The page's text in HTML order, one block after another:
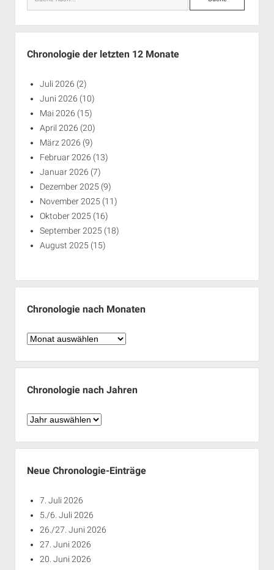
Chronologie der letzten 12 Monate
Juli 2026 (2)
Juni 2026 (10)
Mai 2026 (15)
April 2026 (20)
März 2026 (9)
Februar 2026 (13)
Januar 2026 (7)
Dezember 2025 (9)
November 2025 (11)
Oktober 2025 (16)
September 2025 (18)
August 2025 (15)
Chronologie nach Monaten
Chronologie
Monaten
Chronologie nach Jahren
Chronologie
Jahren
Neue Chronologie-Einträge
7. Juli 2026
5./6. Juli 2026
26./27. Juni 2026
27. Juni 2026
20. Juni 2026